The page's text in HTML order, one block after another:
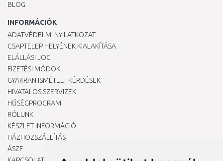
BLOG
INFORMÁCIÓK
ADATVÉDELMI NYILATKOZAT
CSAPTELEP HELYÉNEK KIALAKÍTÁSA
ELÁLLÁSI JOG
FIZETÉSI MÓDOK
GYAKRAN ISMÉTELT KÉRDÉSEK
HIVATALOS SZERVIZEK
HŰSÉGPROGRAM
RÓLUNK
KÉSZLET INFORMÁCIÓ
HÁZHOZSZÁLLÍTÁS
ÁSZF